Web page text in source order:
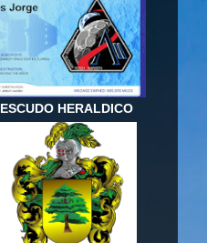
ESCUDO HERALDICO